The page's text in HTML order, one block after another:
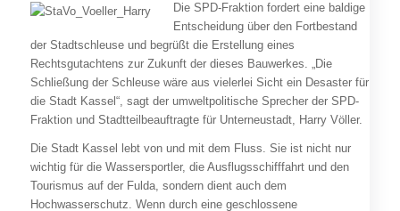
Die SPD-Fraktion fordert eine baldige
Entscheidung über den Fortbestand
der Stadtschleuse und begrüßt die Erstellung eines
Rechtsgutachtens zur Zukunft der dieses Bauwerkes. „Die
Schließung der Schleuse wäre aus vielerlei Sicht ein Desaster für
die Stadt Kassel“, sagt der umweltpolitische Sprecher der SPD-
Fraktion und Stadtteilbeauftragte für Unterneustadt, Harry Völler.
Die Stadt Kassel lebt von und mit dem Fluss. Sie ist nicht nur
wichtig für die Wassersportler, die Ausflugsschifffahrt und den
Tourismus auf der Fulda, sondern dient auch dem
Hochwasserschutz. Wenn durch eine geschlossene